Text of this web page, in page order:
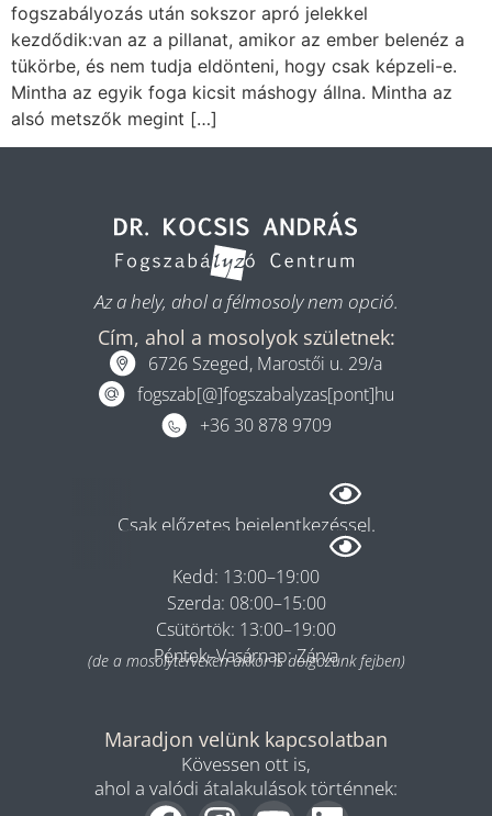
fogszabályozás után sokszor apró jelekkel
kezdődik:van az a pillanat, amikor az ember belenéz a
tükörbe, és nem tudja eldönteni, hogy csak képzeli-e.
Mintha az egyik foga kicsit máshogy állna. Mintha az
alsó metszők megint […]
Az a hely, ahol a félmosoly nem opció.
Cím, ahol a mosolyok születnek:
6726 Szeged, Marostői u. 29/a
fogszab[@]fogszabalyzas[pont]hu
+36 30 878 9709
Csak előzetes bejelentkezéssel.
Kedd: 13:00–19:00
Szerda: 08:00–15:00
Csütörtök: 13:00–19:00
Péntek–Vasárnap: Zárva
(de a mosolyterveken akkor is dolgozunk fejben)
Maradjon velünk kapcsolatban
Kövessen ott is,
ahol a valódi átalakulások történnek: